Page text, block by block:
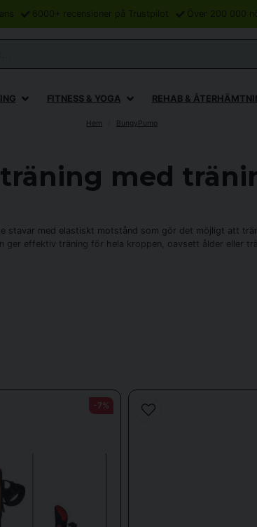
6000+ recensioner på Trustpilot Över 200 000
FITNESS & YOGA REHAB &
Hem BungyPump
med
stavar med elastiskt motstånd som gör det möjligt att
effektiv träning för hela kroppen, oavsett ålder eller
stavar med olika motstånd, från ca 4 och upp till 10 kg.
som kan användas för promenader, rehabträning,
-7%